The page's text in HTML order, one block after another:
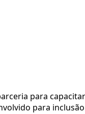
para
para